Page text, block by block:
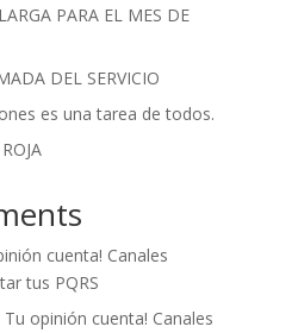
PARA EL MES DE
DEL SERVICIO
es una tarea de todos.
cuenta! Canales
tus PQRS
Tu opinión cuenta! Canales